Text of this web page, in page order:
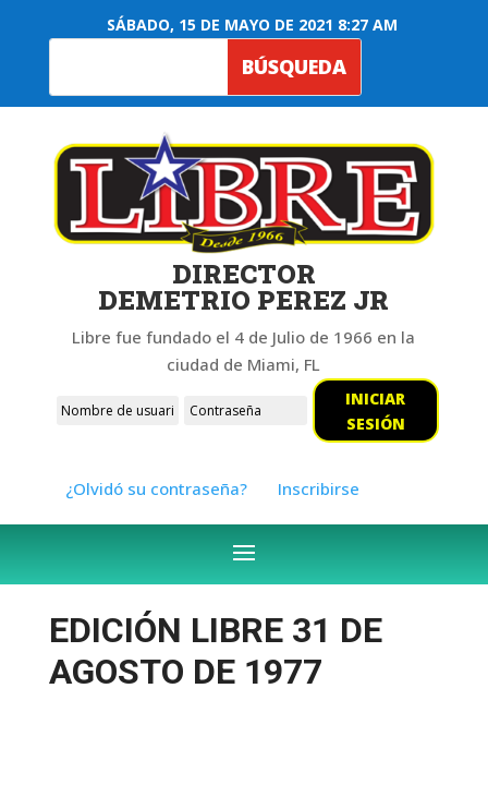
SÁBADO, 15 DE MAYO DE 2021 8:27 AM
DIRECTOR
DEMETRIO PEREZ JR
Libre fue fundado el 4 de Julio de 1966 en la
ciudad de Miami, FL
INICIAR
SESIÓN
¿Olvidó su contraseña? Inscribirse
EDICIÓN LIBRE 31 DE
AGOSTO DE 1977